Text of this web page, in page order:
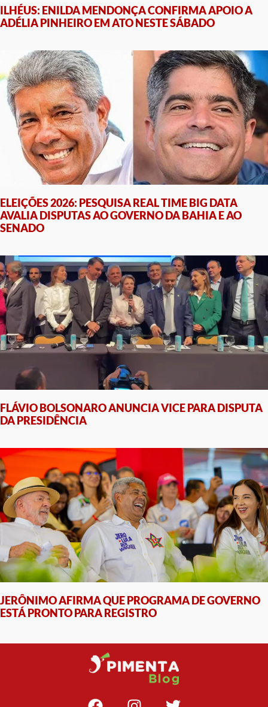
ILHÉUS: ENILDA MENDONÇA CONFIRMA APOIO A
ADÉLIA PINHEIRO EM ATO NESTE SÁBADO
ELEIÇÕES 2026: PESQUISA REAL TIME BIG DATA
AVALIA DISPUTAS AO GOVERNO DA BAHIA E AO
SENADO
FLÁVIO BOLSONARO ANUNCIA VICE PARA DISPUTA
DA PRESIDÊNCIA
JERÔNIMO AFIRMA QUE PROGRAMA DE GOVERNO
ESTÁ PRONTO PARA REGISTRO